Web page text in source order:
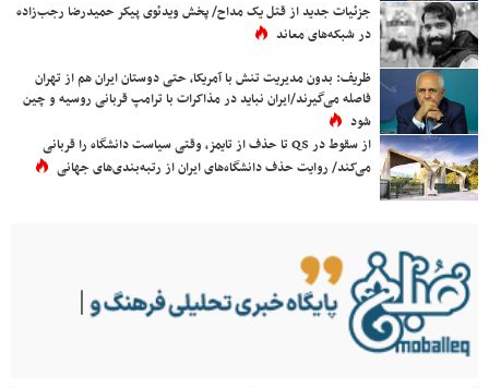
جزئیات جدید از قتل یک مداح/ پخش ویدئوی پیکر حمیدرضا رجب‌زاده
در شبکه‌های معاند
ظریف: بدون مدیریت تنش با آمریکا، حتی دوستان ایران هم از تهران
فاصله می‌گیرند/ایران نباید در مذاکرات با ترامپ قربانی روسیه و چین
شود
از سقوط در QS تا حذف از تایمز، وقتی سیاست دانشگاه را قربانی
می‌کند/ روایت حذف دانشگاه‌های ایران از رتبه‌بندی‌های جهانی